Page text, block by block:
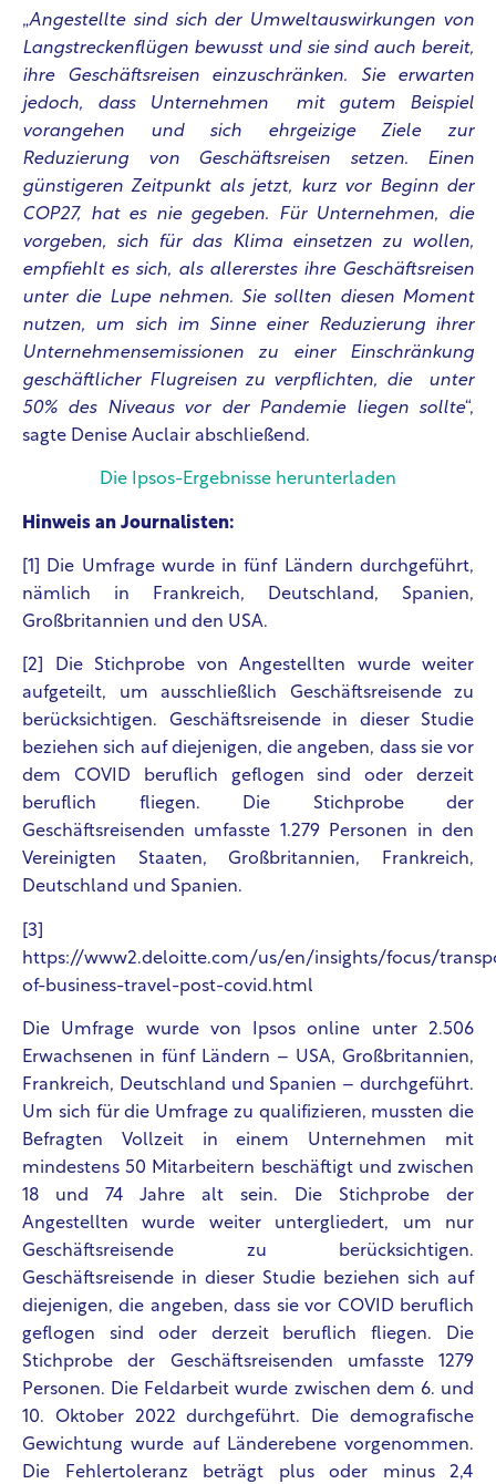
„Angestellte sind sich der Umweltauswirkungen von
Langstreckenflügen bewusst und sie sind auch bereit,
ihre Geschäftsreisen einzuschränken. Sie erwarten
jedoch, dass Unternehmen mit gutem Beispiel
vorangehen und sich ehrgeizige Ziele zur
Reduzierung von Geschäftsreisen setzen. Einen
günstigeren Zeitpunkt als jetzt, kurz vor Beginn der
COP27, hat es nie gegeben. Für Unternehmen, die
vorgeben, sich für das Klima einsetzen zu wollen,
empfiehlt es sich, als allererstes ihre Geschäftsreisen
unter die Lupe nehmen. Sie sollten diesen Moment
nutzen, um sich im Sinne einer Reduzierung ihrer
Unternehmensemissionen zu einer Einschränkung
geschäftlicher Flugreisen zu verpflichten, die unter
50% des Niveaus vor der Pandemie liegen sollte“,
sagte Denise Auclair abschließend.
Die Ipsos-Ergebnisse herunterladen
Hinweis an Journalisten:
[1]
Die Umfrage wurde in fünf Ländern durchgeführt,
nämlich in Frankreich, Deutschland, Spanien,
Großbritannien und den USA.
[2] Die Stichprobe von Angestellten wurde weiter
aufgeteilt, um ausschließlich Geschäftsreisende zu
berücksichtigen. Geschäftsreisende in dieser Studie
beziehen sich auf diejenigen, die angeben, dass sie vor
dem COVID beruflich geflogen sind oder derzeit
beruflich fliegen. Die Stichprobe der
Geschäftsreisenden umfasste 1.279 Personen in den
Vereinigten Staaten, Großbritannien, Frankreich,
Deutschland und Spanien.
[3]
https://www2.deloitte.com/us/en/insights/focus/
of-business-travel-post-covid.html
Die Umfrage wurde von Ipsos online unter 2.506
Erwachsenen in fünf Ländern – USA, Großbritannien,
Frankreich, Deutschland und Spanien – durchgeführt.
Um sich für die Umfrage zu qualifizieren, mussten die
Befragten Vollzeit in einem Unternehmen mit
mindestens 50 Mitarbeitern beschäftigt und zwischen
18 und 74 Jahre alt sein. Die Stichprobe der
Angestellten wurde weiter untergliedert, um nur
Geschäftsreisende zu berücksichtigen.
Geschäftsreisende in dieser Studie beziehen sich auf
diejenigen, die angeben, dass sie vor COVID beruflich
geflogen sind oder derzeit beruflich fliegen. Die
Stichprobe der Geschäftsreisenden umfasste 1279
Personen. Die Feldarbeit wurde zwischen dem 6. und
10. Oktober 2022 durchgeführt. Die demografische
Gewichtung wurde auf Länderebene vorgenommen.
Die Fehlertoleranz beträgt plus oder minus 2,4